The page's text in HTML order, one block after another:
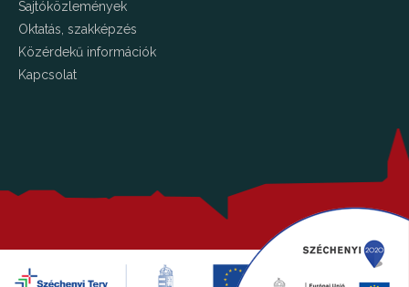
Sajtóközlemények
Oktatás, szakképzés
Közérdekű információk
Kapcsolat